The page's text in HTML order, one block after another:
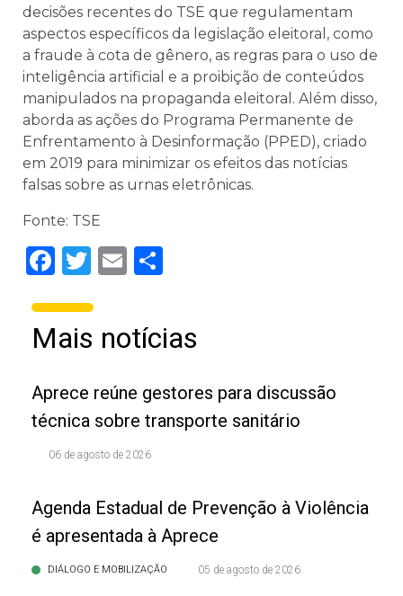
decisões recentes do TSE que regulamentam
aspectos específicos da legislação eleitoral, como
a fraude à cota de gênero, as regras para o uso de
inteligência artificial e a proibição de conteúdos
manipulados na propaganda eleitoral. Além disso,
aborda as ações do Programa Permanente de
Enfrentamento à Desinformação (PPED), criado
em 2019 para minimizar os efeitos das notícias
falsas sobre as urnas eletrônicas.
Fonte: TSE
Facebook
Twitter
Email
Mais notícias
Aprece reúne gestores para discussão
técnica sobre transporte sanitário
06 de agosto de 2026
Agenda Estadual de Prevenção à Violência
é apresentada à Aprece
DIÁLOGO E MOBILIZAÇÃO 05 de agosto de 2026